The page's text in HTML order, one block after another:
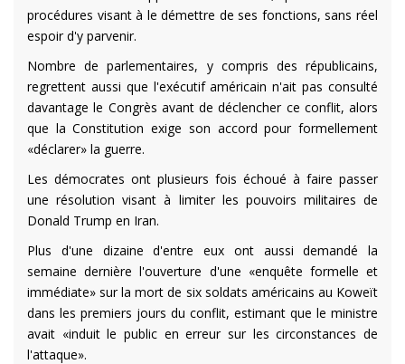
procédures visant à le démettre de ses fonctions, sans réel
espoir d'y parvenir.
Nombre de parlementaires, y compris des républicains,
regrettent aussi que l'exécutif américain n'ait pas consulté
davantage le Congrès avant de déclencher ce conflit, alors
que la Constitution exige son accord pour formellement
«déclarer» la guerre.
Les démocrates ont plusieurs fois échoué à faire passer
une résolution visant à limiter les pouvoirs militaires de
Donald Trump en Iran.
Plus d'une dizaine d'entre eux ont aussi demandé la
semaine dernière l'ouverture d'une «enquête formelle et
immédiate» sur la mort de six soldats américains au Koweït
dans les premiers jours du conflit, estimant que le ministre
avait «induit le public en erreur sur les circonstances de
l'attaque».